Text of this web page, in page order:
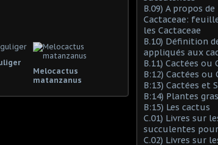
Melocactus
matanzanus
B.09) A propos
Cactaceae:
les Cactaceae
B.10) Définition
appliqués aux
B.11) Cactées ou
B:12) Cactées ou
B:13) Cactées et
B:14) Plantes
B:15) Les cactus
C.01) Livres sur
succulentes
C.02) Livres sur